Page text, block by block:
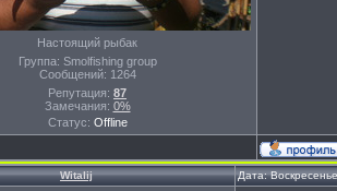
Настоящий рыбак
Группа: Smolfishing group
Сообщений: 1264
Репутация: 87
Замечания: 0%
Статус: Offline
Witalij Дата: